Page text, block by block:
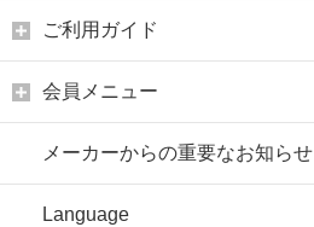
ご利用ガイド
会員メニュー
メーカーからの重要なお知らせ
Language